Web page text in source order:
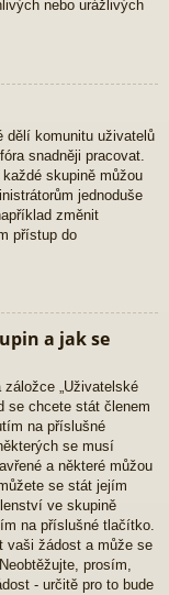
nebo urážlivých
dělí komunitu uživatelů
snadněji pracovat.
skupině můžou
jednoduše
změnit
přístup do
a jak se
„Uživatelské
se chcete stát členem
na příslušné
se musí
a některé můžou
se stát jejím
ve skupině
na příslušné tlačítko.
vaši žádost a může se
prosím,
- určitě pro to bude